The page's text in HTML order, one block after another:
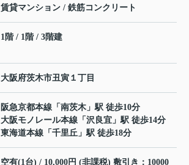
賃貸マンション / 鉄筋コンクリート
1階 / 1階 / 3階建
大阪府茨木市丑寅 １丁目
阪急京都本線 「 南茨木 」駅 徒歩10分
大阪モノレール本線 「 沢良宜 」駅 徒歩14分
東海道本線 「 千里丘 」駅 徒歩18分
空有(1台) / 10,000円 (非課税) 敷引き：10000